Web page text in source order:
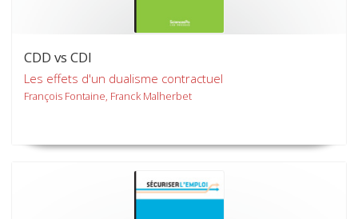
CDD vs CDI
Les effets d'un dualisme contractuel
François Fontaine, Franck Malherbet